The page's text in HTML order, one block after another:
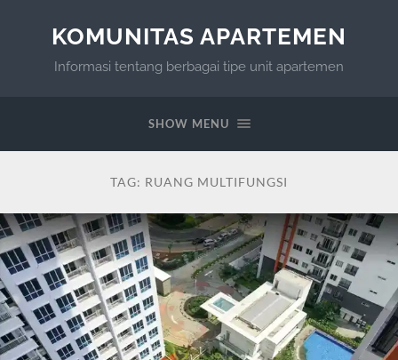
KOMUNITAS APARTEMEN
Informasi tentang berbagai tipe unit apartemen
SHOW MENU
TAG: RUANG MULTIFUNGSI